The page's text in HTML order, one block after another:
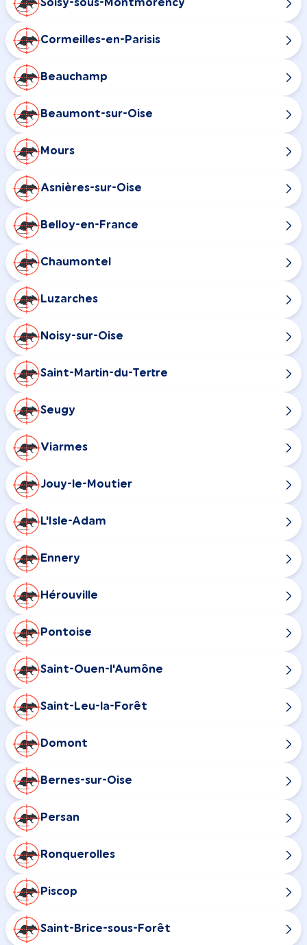
Soisy-sous-Montmorency
Cormeilles-en-Parisis
Beauchamp
Beaumont-sur-Oise
Mours
Asnières-sur-Oise
Belloy-en-France
Chaumontel
Luzarches
Noisy-sur-Oise
Saint-Martin-du-Tertre
Seugy
Viarmes
Jouy-le-Moutier
L'Isle-Adam
Ennery
Hérouville
Pontoise
Saint-Ouen-l'Aumône
Saint-Leu-la-Forêt
Domont
Bernes-sur-Oise
Persan
Ronquerolles
Piscop
Saint-Brice-sous-Forêt